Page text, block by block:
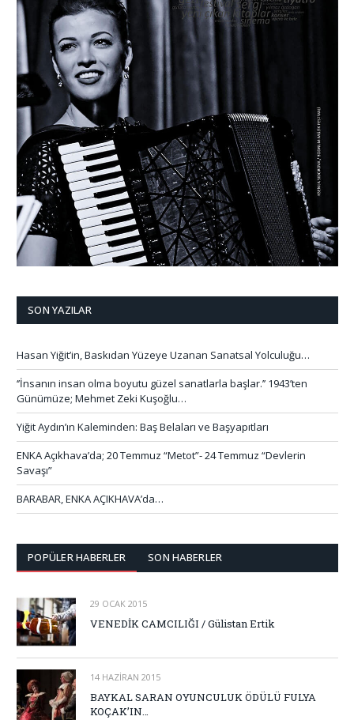
SON YAZILAR
Hasan Yiğit’in, Baskıdan Yüzeye Uzanan Sanatsal Yolculuğu…
‘’İnsanın insan olma boyutu güzel sanatlarla başlar.’’ 1943’ten
Günümüze; Mehmet Zeki Kuşoğlu…
Yiğit Aydın’ın Kaleminden: Baş Belaları ve Başyapıtları
ENKA Açıkhava’da; 20 Temmuz “Metot”- 24 Temmuz “Devlerin
Savaşı”
BARABAR, ENKA AÇIKHAVA’da…
POPÜLER HABERLER SON HABERLER
29 OCAK 2015
VENEDİK CAMCILIĞI / Gülistan Ertik
14 HAZIRAN 2015
BAYKAL SARAN OYUNCULUK ÖDÜLÜ FULYA
KOÇAK’IN…